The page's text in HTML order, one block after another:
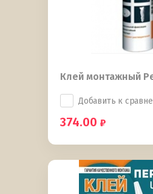
Клей монтажный
Добавить к
374.00